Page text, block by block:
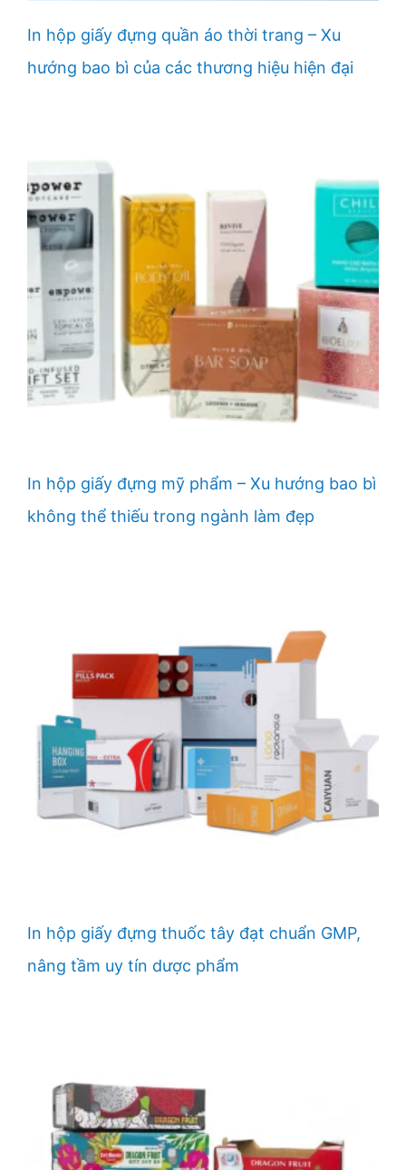
In hộp giấy đựng quần áo thời trang – Xu
hướng bao bì của các thương hiệu hiện đại
In hộp giấy đựng mỹ phẩm – Xu hướng bao bì
không thể thiếu trong ngành làm đẹp
In hộp giấy đựng thuốc tây đạt chuẩn GMP,
nâng tầm uy tín dược phẩm